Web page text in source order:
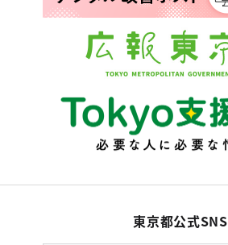
東京都公式SNS